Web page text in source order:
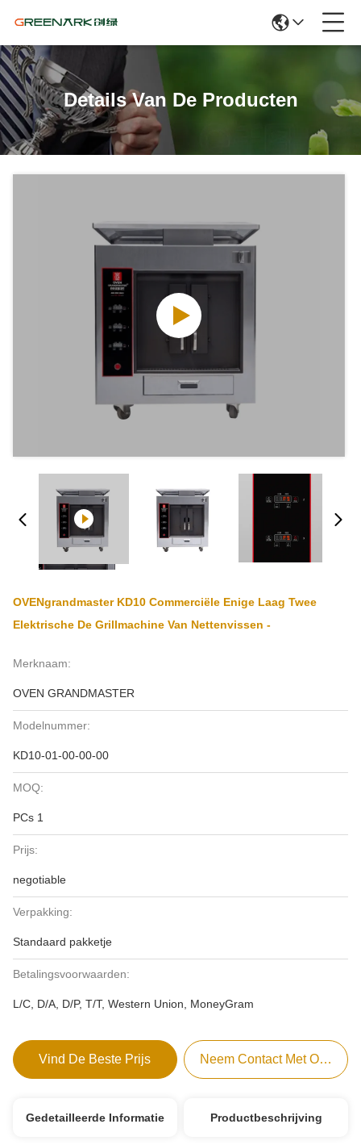
Details Van De Producten
OVENgrandmaster KD10 Commerciële Enige Laag Twee
Elektrische De Grillmachine Van Nettenvissen -
Merknaam:
OVEN GRANDMASTER
Modelnummer:
KD10-01-00-00-00
MOQ:
PCs 1
Prijs:
negotiable
Verpakking:
Standaard pakketje
Betalingsvoorwaarden:
L/C, D/A, D/P, T/T, Western Union, MoneyGram
Vind De Beste Prijs Neem Contact Met Ons Op
Gedetailleerde Informatie Productbeschrijving